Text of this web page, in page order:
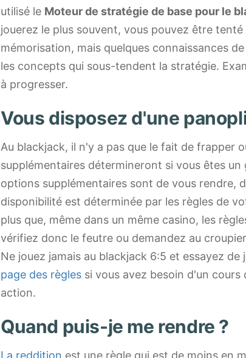
utilisé le Moteur de stratégie de base pour le
jouerez le plus souvent, vous pouvez être
mémorisation, mais quelques connaissances
les concepts qui sous-tendent la stratégie.
à progresser.
Vous disposez d'une
Au blackjack, il n'y a pas que le fait de frapper
supplémentaires détermineront si vous êtes
options supplémentaires sont de vous rendre,
disponibilité est déterminée par les règles de
plus que, même dans un même casino, les
vérifiez donc le feutre ou demandez au
Ne jouez jamais au blackjack 6:5 et essayez
page des règles si vous avez besoin d'un
action.
Quand puis-je me rendre ?
La reddition est une règle qui est de moins en